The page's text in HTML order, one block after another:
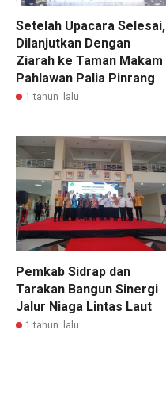
Setelah Upacara Selesai,
Dilanjutkan Dengan
Ziarah ke Taman Makam
Pahlawan Palia Pinrang
1 tahun lalu
Pemkab Sidrap dan
Tarakan Bangun Sinergi
Jalur Niaga Lintas Laut
1 tahun lalu